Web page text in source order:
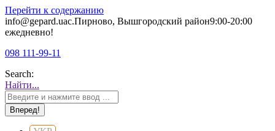
Перейти к содержанию
info@gepard.uaс.Пирново, Вышгородский район9:00-20:00
ежедневно!
098 111-99-11
Search:
Найти...